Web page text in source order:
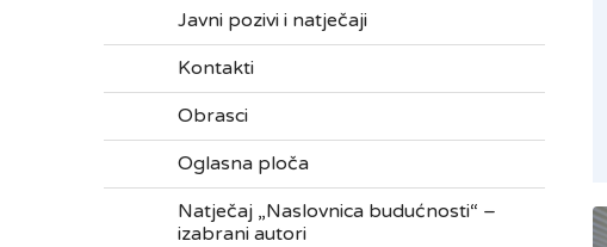
Javni pozivi i natječaji
Kontakti
Obrasci
Oglasna ploča
Natječaj „Naslovnica budućnosti“ –
izabrani autori